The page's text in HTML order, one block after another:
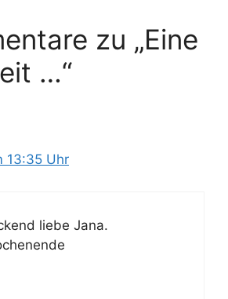
zu „Eine
…“
13:35 Uhr
liebe Jana.